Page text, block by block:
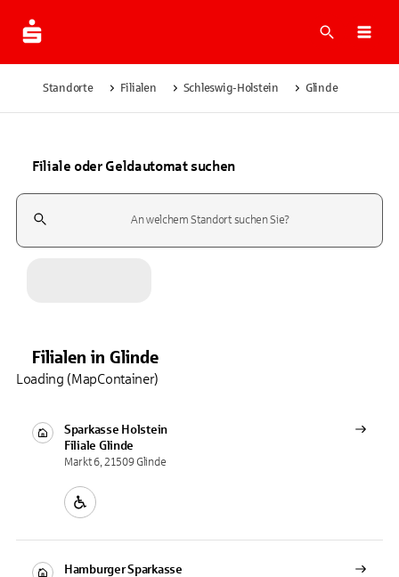
Suche
Standorte Filialen Schleswig-Holstein Glinde
Filiale oder Geldautomat suchen
Suchfeld
Filialen in Glinde
Sparkasse Holstein
Filiale Glinde
Markt 6, 21509 Glinde
Hamburger Sparkasse
Loading (MapContainer)